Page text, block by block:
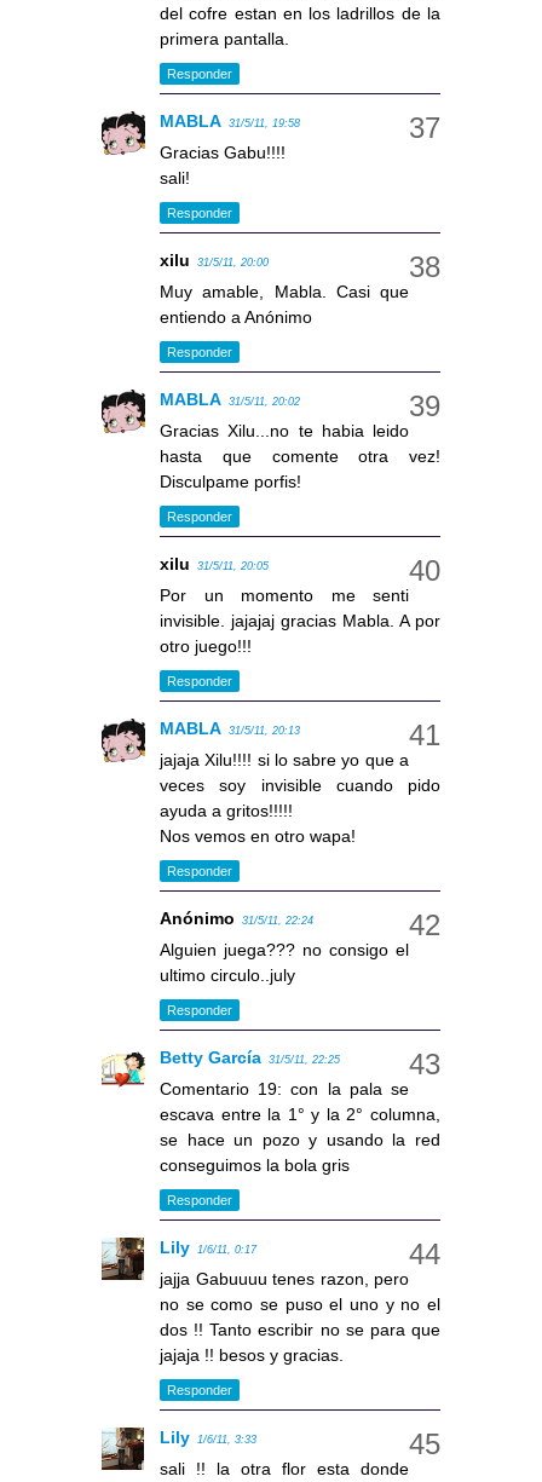
del cofre estan en los ladrillos de la
primera pantalla.
Responder
MABLA 31/5/11, 19:58
Gracias Gabu!!!!
sali!
Responder
xilu 31/5/11, 20:00
Muy amable, Mabla. Casi que
entiendo a Anónimo
Responder
MABLA 31/5/11, 20:02
Gracias Xilu...no te habia leido
hasta que comente otra vez!
Disculpame porfis!
Responder
xilu 31/5/11, 20:05
Por un momento me senti
invisible. jajajaj gracias Mabla. A por
otro juego!!!
Responder
MABLA 31/5/11, 20:13
jajaja Xilu!!!! si lo sabre yo que a
veces soy invisible cuando pido
ayuda a gritos!!!!!
Nos vemos en otro wapa!
Responder
Anónimo 31/5/11, 22:24
Alguien juega??? no consigo el
ultimo circulo..july
Responder
Betty García 31/5/11, 22:25
Comentario 19: con la pala se
escava entre la 1° y la 2° columna,
se hace un pozo y usando la red
conseguimos la bola gris
Responder
Lily 1/6/11, 0:17
jajja Gabuuuu tenes razon, pero
no se como se puso el uno y no el
dos !! Tanto escribir no se para que
jajaja !! besos y gracias.
Responder
Lily 1/6/11, 3:33
sali !! la otra flor esta donde